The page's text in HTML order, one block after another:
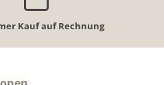
Kauf auf Rechnung